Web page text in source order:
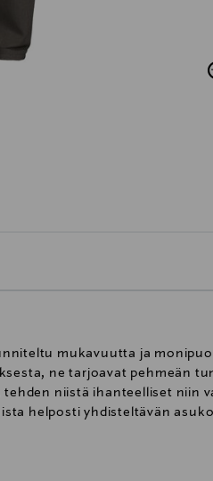
mukavuutta ja
ne tarjoavat pehmeän
niistä ihanteelliset niin
helposti yhdisteltävän